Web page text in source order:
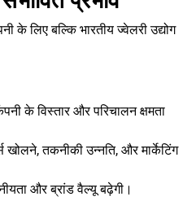
लिए बल्कि भारतीय ज्वेलरी उद्योग
के विस्तार और परिचालन क्षमता
खोलने, तकनीकी उन्नति, और मार्केटिंग
और ब्रांड वैल्यू बढ़ेगी।